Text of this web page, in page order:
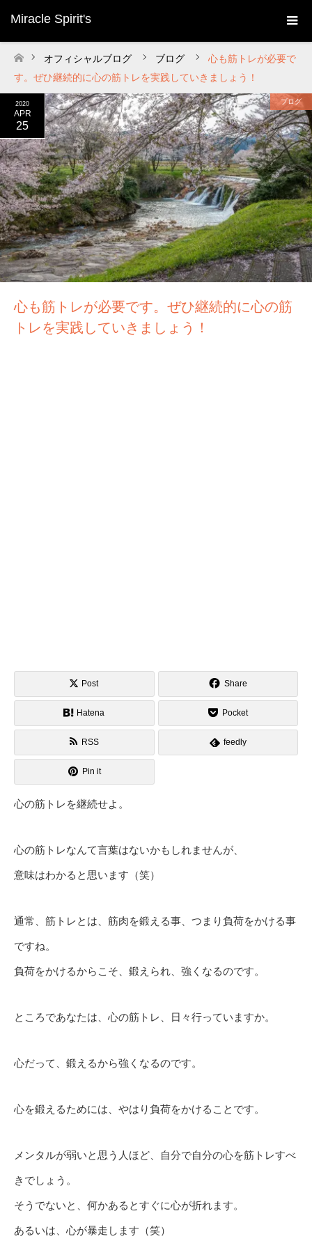
Miracle Spirit's
ホーム
オフィシャルブログ ブログ
心も筋トレが必要で
す。ぜひ継続的に心の筋トレを実践していきましょう！
2020
APR
25
ブログ
心も筋トレが必要です。ぜひ継続的に心の筋
トレを実践していきましょう！
Post Share
Hatena Pocket
RSS feedly
Pin it
心の筋トレを継続せよ。
心の筋トレなんて言葉はないかもしれませんが、
意味はわかると思います（笑）
通常、筋トレとは、筋肉を鍛える事、つまり負荷をかける事
ですね。
負荷をかけるからこそ、鍛えられ、強くなるのです。
ところであなたは、心の筋トレ、日々行っていますか。
心だって、鍛えるから強くなるのです。
心を鍛えるためには、やはり負荷をかけることです。
メンタルが弱いと思う人ほど、自分で自分の心を筋トレすべ
きでしょう。
そうでないと、何かあるとすぐに心が折れます。
あるいは、心が暴走します（笑）